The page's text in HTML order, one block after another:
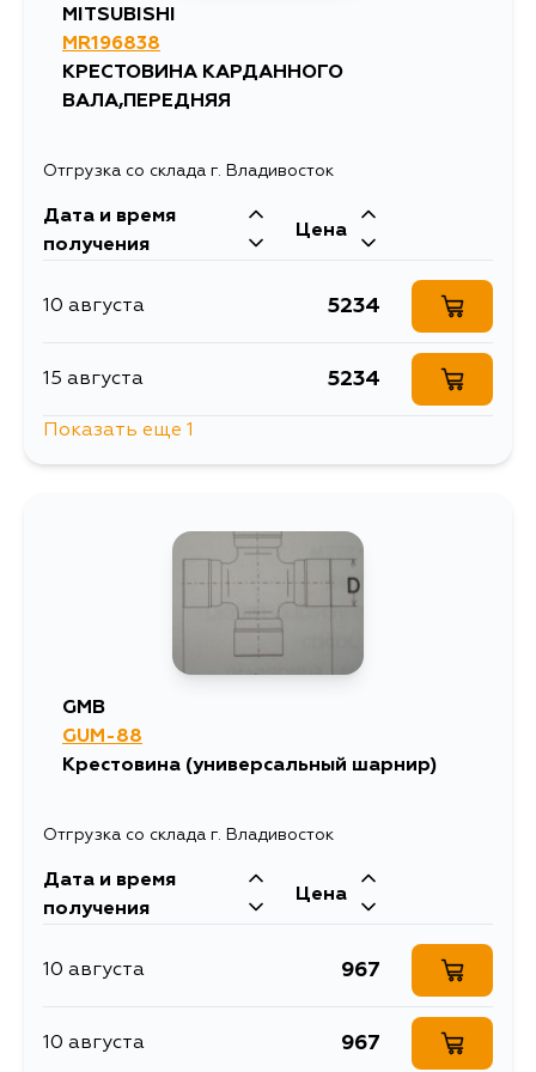
A183A, A184A, A187A
MITSUBISHI
MR196838
КРЕСТОВИНА КАРДАННОГО
ВАЛА,ПЕРЕДНЯЯ
Отгрузка со склада г. Владивосток
Дата и время
получения
Цена
10 августа 5234
15 августа 5234
Показать еще 1
GMB
GUM-88
Крестовина (универсальный шарнир)
Отгрузка со склада г. Владивосток
Дата и время
получения
Цена
10 августа 967
10 августа 967